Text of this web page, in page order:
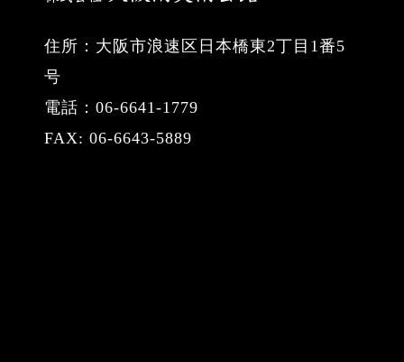
住所：大阪市浪速区日本橋東2丁目1番5
号
電話：06-6641-1779
FAX: 06-6643-5889